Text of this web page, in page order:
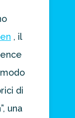
, il
di
una